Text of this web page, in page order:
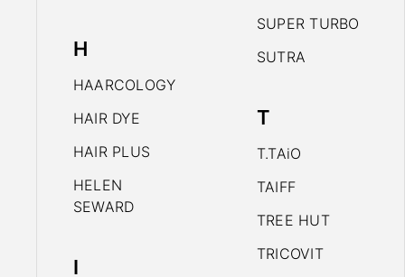
H
HAARCOLOGY
HAIR DYE
HAIR PLUS
HELEN
SEWARD
I
SUPER TURBO
SUTRA
T
T.TAiO
TAIFF
TREE HUT
TRICOVIT